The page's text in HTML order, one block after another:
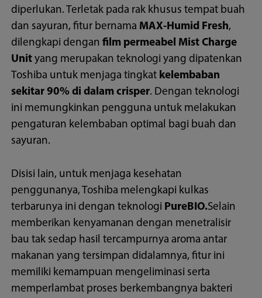
diperlukan. Terletak pada rak khusus tempat buah
dan sayuran, fitur bernama MAX-Humid Fresh,
dilengkapi denganfilm permeabel Mist Charge
Unityang merupakan teknologi yang dipatenkan
Toshiba untuk menjaga tingkat kelembaban
sekitar 90% di dalam crisper. Dengan teknologi
ini memungkinkan pengguna untuk melakukan
pengaturan kelembaban optimal bagi buah dan
sayuran.
Disisi lain, untuk menjaga kesehatan
penggunanya, Toshiba melengkapi kulkas
terbarunya ini dengan teknologi PureBIO.Selain
memberikan kenyamanan dengan menetralisir
bau tak sedap hasil tercampurnya aroma antar
makanan yang tersimpan didalamnya, fitur ini
memiliki kemampuan mengeliminasi serta
memperlambat proses berkembangnya bakteri